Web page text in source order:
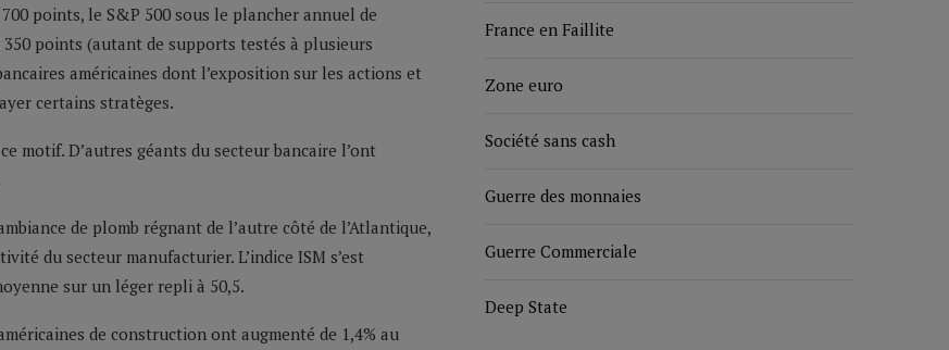
points, le S&P 500 sous le plancher annuel de
points (autant de supports testés à plusieurs
américaines dont l’exposition sur les actions et
certains stratèges.
motif. D’autres géants du secteur bancaire l’ont
de plomb régnant de l’autre côté de l’Atlantique,
du secteur manufacturier. L’indice ISM s’est
sur un léger repli à 50,5.
de construction ont augmenté de 1,4% au
France en Faillite
Zone euro
Société sans cash
Guerre des monnaies
Guerre Commerciale
Deep State